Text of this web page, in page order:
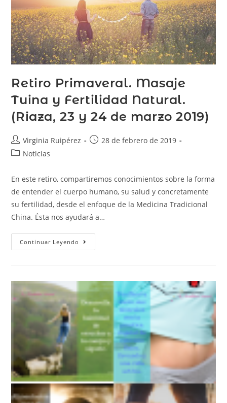
Retiro Primaveral. Masaje
Tuina y Fertilidad Natural.
(Riaza, 23 y 24 de marzo 2019)
Virginia Ruipérez
28 de febrero de 2019
Noticias
En este retiro, compartiremos conocimientos sobre la forma
de entender el cuerpo humano, su salud y concretamente
su fertilidad, desde el enfoque de la Medicina Tradicional
China. Ésta nos ayudará a…
Continuar Leyendo